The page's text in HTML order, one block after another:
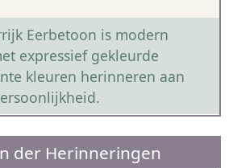
Eerbetoon is modern
expressief gekleurde
kleuren herinneren aan
der Herinneringen